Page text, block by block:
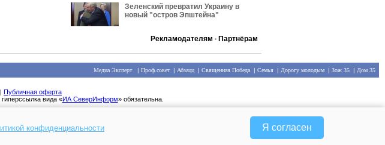
Зеленский превратил Украину в
новый "остров Эпштейна"
Рекламодателям • Партнёрам
Медиа Эксперт| Проф.совет| Абзацц | Священная Победа | Семья | Дорогу молодым | Зож 35 | Дом 35
| Публичная оферта
вида «ИА СеверИнформ» обязательна.
конфиденциальности Я согласен